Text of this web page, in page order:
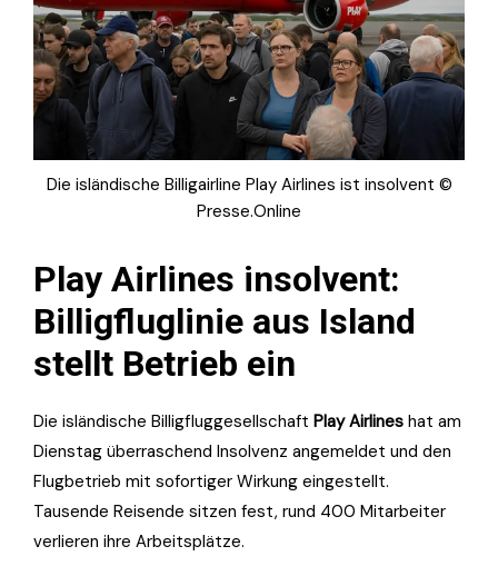
Die isländische Billigairline Play Airlines ist insolvent ©
Presse.Online
Play Airlines insolvent:
Billigfluglinie aus Island
stellt Betrieb ein
Die isländische Billigfluggesellschaft Play Airlines hat am
Dienstag überraschend Insolvenz angemeldet und den
Flugbetrieb mit sofortiger Wirkung eingestellt.
Tausende Reisende sitzen fest, rund 400 Mitarbeiter
verlieren ihre Arbeitsplätze.